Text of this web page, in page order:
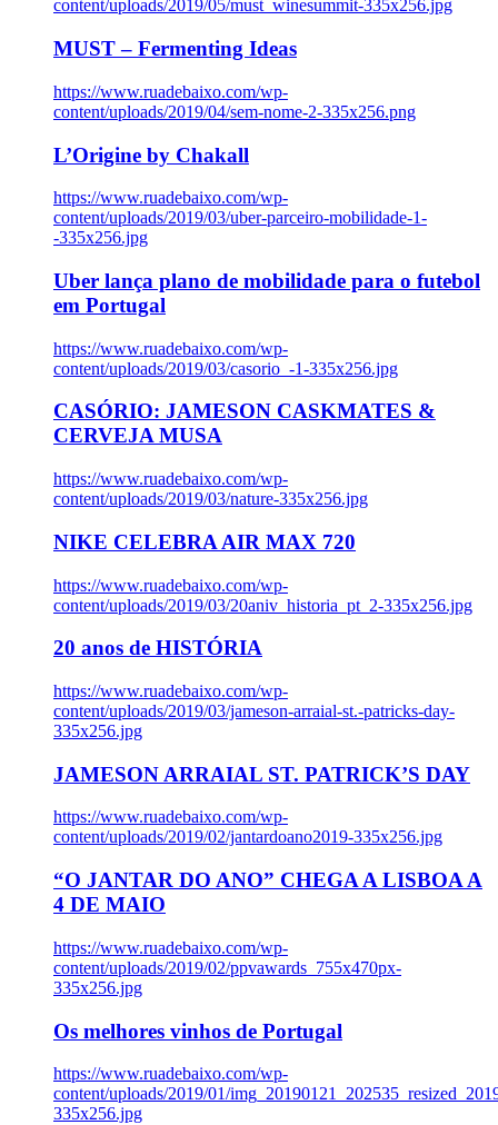
content/uploads/2019/05/must_winesummit-335x256.jpg
MUST – Fermenting Ideas
https://www.ruadebaixo.com/wp-
content/uploads/2019/04/sem-nome-2-335x256.png
L’Origine by Chakall
https://www.ruadebaixo.com/wp-
content/uploads/2019/03/uber-parceiro-mobilidade-1-
-335x256.jpg
Uber lança plano de mobilidade para o futebol
em Portugal
https://www.ruadebaixo.com/wp-
content/uploads/2019/03/casorio_-1-335x256.jpg
CASÓRIO: JAMESON CASKMATES &
CERVEJA MUSA
https://www.ruadebaixo.com/wp-
content/uploads/2019/03/nature-335x256.jpg
NIKE CELEBRA AIR MAX 720
https://www.ruadebaixo.com/wp-
content/uploads/2019/03/20aniv_historia_pt_2-335x256.jpg
20 anos de HISTÓRIA
https://www.ruadebaixo.com/wp-
content/uploads/2019/03/jameson-arraial-st.-patricks-day-
335x256.jpg
JAMESON ARRAIAL ST. PATRICK’S DAY
https://www.ruadebaixo.com/wp-
content/uploads/2019/02/jantardoano2019-335x256.jpg
“O JANTAR DO ANO” CHEGA A LISBOA A
4 DE MAIO
https://www.ruadebaixo.com/wp-
content/uploads/2019/02/ppvawards_755x470px-
335x256.jpg
Os melhores vinhos de Portugal
https://www.ruadebaixo.com/wp-
content/uploads/2019/01/
335x256.jpg